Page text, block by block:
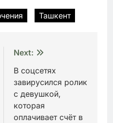
Ташкент
Next:
В соцсетях
завирусился ролик
с девушкой,
которая
оплачивает счёт в